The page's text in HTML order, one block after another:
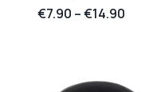
€7.90 –€14.90